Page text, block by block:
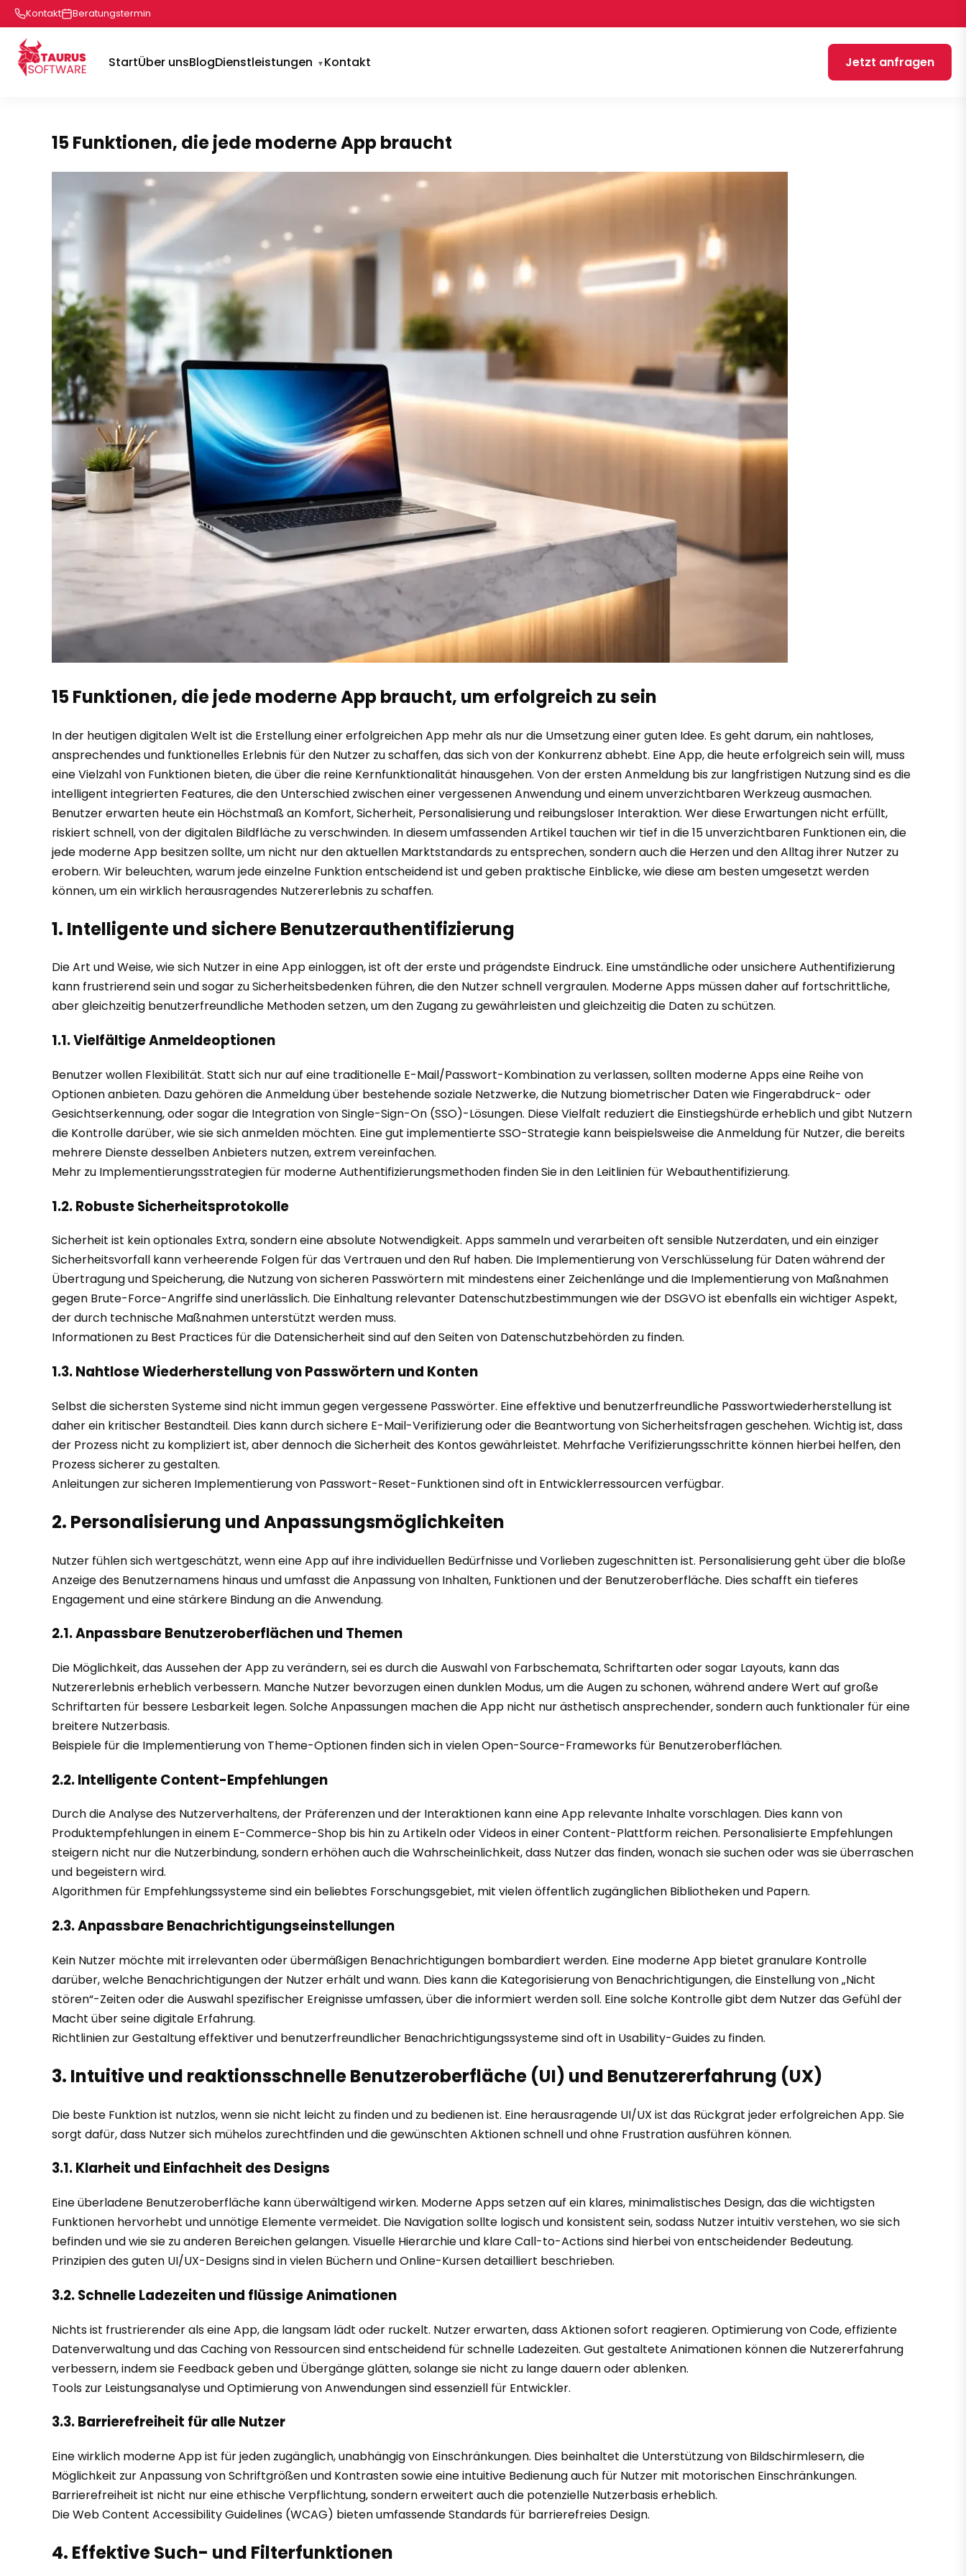
Kontakt Beratungstermin
StartÜber unsBlogDienstleistungen Kontakt Jetzt anfragen
15 Funktionen, die jede moderne App braucht
15 Funktionen, die jede moderne App braucht, um erfolgreich zu sein
In der heutigen digitalen Welt ist die Erstellung einer erfolgreichen App mehr als nur die Umsetzung einer guten Idee. Es geht darum, ein nahtloses,
ansprechendes und funktionelles Erlebnis für den Nutzer zu schaffen, das sich von der Konkurrenz abhebt. Eine App, die heute erfolgreich sein will, muss
eine Vielzahl von Funktionen bieten, die über die reine Kernfunktionalität hinausgehen. Von der ersten Anmeldung bis zur langfristigen Nutzung sind es die
intelligent integrierten Features, die den Unterschied zwischen einer vergessenen Anwendung und einem unverzichtbaren Werkzeug ausmachen.
Benutzer erwarten heute ein Höchstmaß an Komfort, Sicherheit, Personalisierung und reibungsloser Interaktion. Wer diese Erwartungen nicht erfüllt,
riskiert schnell, von der digitalen Bildfläche zu verschwinden. In diesem umfassenden Artikel tauchen wir tief in die 15 unverzichtbaren Funktionen ein, die
jede moderne App besitzen sollte, um nicht nur den aktuellen Marktstandards zu entsprechen, sondern auch die Herzen und den Alltag ihrer Nutzer zu
erobern. Wir beleuchten, warum jede einzelne Funktion entscheidend ist und geben praktische Einblicke, wie diese am besten umgesetzt werden
können, um ein wirklich herausragendes Nutzererlebnis zu schaffen.
1. Intelligente und sichere Benutzerauthentifizierung
Die Art und Weise, wie sich Nutzer in eine App einloggen, ist oft der erste und prägendste Eindruck. Eine umständliche oder unsichere Authentifizierung
kann frustrierend sein und sogar zu Sicherheitsbedenken führen, die den Nutzer schnell vergraulen. Moderne Apps müssen daher auf fortschrittliche,
aber gleichzeitig benutzerfreundliche Methoden setzen, um den Zugang zu gewährleisten und gleichzeitig die Daten zu schützen.
1.1. Vielfältige Anmeldeoptionen
Benutzer wollen Flexibilität. Statt sich nur auf eine traditionelle E-Mail/Passwort-Kombination zu verlassen, sollten moderne Apps eine Reihe von
Optionen anbieten. Dazu gehören die Anmeldung über bestehende soziale Netzwerke, die Nutzung biometrischer Daten wie Fingerabdruck- oder
Gesichtserkennung, oder sogar die Integration von Single-Sign-On (SSO)-Lösungen. Diese Vielfalt reduziert die Einstiegshürde erheblich und gibt Nutzern
die Kontrolle darüber, wie sie sich anmelden möchten. Eine gut implementierte SSO-Strategie kann beispielsweise die Anmeldung für Nutzer, die bereits
mehrere Dienste desselben Anbieters nutzen, extrem vereinfachen.
Mehr zu Implementierungsstrategien für moderne Authentifizierungsmethoden finden Sie in den Leitlinien für Webauthentifizierung.
1.2. Robuste Sicherheitsprotokolle
Sicherheit ist kein optionales Extra, sondern eine absolute Notwendigkeit. Apps sammeln und verarbeiten oft sensible Nutzerdaten, und ein einziger
Sicherheitsvorfall kann verheerende Folgen für das Vertrauen und den Ruf haben. Die Implementierung von Verschlüsselung für Daten während der
Übertragung und Speicherung, die Nutzung von sicheren Passwörtern mit mindestens einer Zeichenlänge und die Implementierung von Maßnahmen
gegen Brute-Force-Angriffe sind unerlässlich. Die Einhaltung relevanter Datenschutzbestimmungen wie der DSGVO ist ebenfalls ein wichtiger Aspekt,
der durch technische Maßnahmen unterstützt werden muss.
Informationen zu Best Practices für die Datensicherheit sind auf den Seiten von Datenschutzbehörden zu finden.
1.3. Nahtlose Wiederherstellung von Passwörtern und Konten
Selbst die sichersten Systeme sind nicht immun gegen vergessene Passwörter. Eine effektive und benutzerfreundliche Passwortwiederherstellung ist
daher ein kritischer Bestandteil. Dies kann durch sichere E-Mail-Verifizierung oder die Beantwortung von Sicherheitsfragen geschehen. Wichtig ist, dass
der Prozess nicht zu kompliziert ist, aber dennoch die Sicherheit des Kontos gewährleistet. Mehrfache Verifizierungsschritte können hierbei helfen, den
Prozess sicherer zu gestalten.
Anleitungen zur sicheren Implementierung von Passwort-Reset-Funktionen sind oft in Entwicklerressourcen verfügbar.
2. Personalisierung und Anpassungsmöglichkeiten
Nutzer fühlen sich wertgeschätzt, wenn eine App auf ihre individuellen Bedürfnisse und Vorlieben zugeschnitten ist. Personalisierung geht über die bloße
Anzeige des Benutzernamens hinaus und umfasst die Anpassung von Inhalten, Funktionen und der Benutzeroberfläche. Dies schafft ein tieferes
Engagement und eine stärkere Bindung an die Anwendung.
2.1. Anpassbare Benutzeroberflächen und Themen
Die Möglichkeit, das Aussehen der App zu verändern, sei es durch die Auswahl von Farbschemata, Schriftarten oder sogar Layouts, kann das
Nutzererlebnis erheblich verbessern. Manche Nutzer bevorzugen einen dunklen Modus, um die Augen zu schonen, während andere Wert auf große
Schriftarten für bessere Lesbarkeit legen. Solche Anpassungen machen die App nicht nur ästhetisch ansprechender, sondern auch funktionaler für eine
breitere Nutzerbasis.
Beispiele für die Implementierung von Theme-Optionen finden sich in vielen Open-Source-Frameworks für Benutzeroberflächen.
2.2. Intelligente Content-Empfehlungen
Durch die Analyse des Nutzerverhaltens, der Präferenzen und der Interaktionen kann eine App relevante Inhalte vorschlagen. Dies kann von
Produktempfehlungen in einem E-Commerce-Shop bis hin zu Artikeln oder Videos in einer Content-Plattform reichen. Personalisierte Empfehlungen
steigern nicht nur die Nutzerbindung, sondern erhöhen auch die Wahrscheinlichkeit, dass Nutzer das finden, wonach sie suchen oder was sie überraschen
und begeistern wird.
Algorithmen für Empfehlungssysteme sind ein beliebtes Forschungsgebiet, mit vielen öffentlich zugänglichen Bibliotheken und Papern.
2.3. Anpassbare Benachrichtigungseinstellungen
Kein Nutzer möchte mit irrelevanten oder übermäßigen Benachrichtigungen bombardiert werden. Eine moderne App bietet granulare Kontrolle
darüber, welche Benachrichtigungen der Nutzer erhält und wann. Dies kann die Kategorisierung von Benachrichtigungen, die Einstellung von „Nicht
stören“-Zeiten oder die Auswahl spezifischer Ereignisse umfassen, über die informiert werden soll. Eine solche Kontrolle gibt dem Nutzer das Gefühl der
Macht über seine digitale Erfahrung.
Richtlinien zur Gestaltung effektiver und benutzerfreundlicher Benachrichtigungssysteme sind oft in Usability-Guides zu finden.
3. Intuitive und reaktionsschnelle Benutzeroberfläche (UI) und Benutzererfahrung (UX)
Die beste Funktion ist nutzlos, wenn sie nicht leicht zu finden und zu bedienen ist. Eine herausragende UI/UX ist das Rückgrat jeder erfolgreichen App. Sie
sorgt dafür, dass Nutzer sich mühelos zurechtfinden und die gewünschten Aktionen schnell und ohne Frustration ausführen können.
3.1. Klarheit und Einfachheit des Designs
Eine überladene Benutzeroberfläche kann überwältigend wirken. Moderne Apps setzen auf ein klares, minimalistisches Design, das die wichtigsten
Funktionen hervorhebt und unnötige Elemente vermeidet. Die Navigation sollte logisch und konsistent sein, sodass Nutzer intuitiv verstehen, wo sie sich
befinden und wie sie zu anderen Bereichen gelangen. Visuelle Hierarchie und klare Call-to-Actions sind hierbei von entscheidender Bedeutung.
Prinzipien des guten UI/UX-Designs sind in vielen Büchern und Online-Kursen detailliert beschrieben.
3.2. Schnelle Ladezeiten und flüssige Animationen
Nichts ist frustrierender als eine App, die langsam lädt oder ruckelt. Nutzer erwarten, dass Aktionen sofort reagieren. Optimierung von Code, effiziente
Datenverwaltung und das Caching von Ressourcen sind entscheidend für schnelle Ladezeiten. Gut gestaltete Animationen können die Nutzererfahrung
verbessern, indem sie Feedback geben und Übergänge glätten, solange sie nicht zu lange dauern oder ablenken.
Tools zur Leistungsanalyse und Optimierung von Anwendungen sind essenziell für Entwickler.
3.3. Barrierefreiheit für alle Nutzer
Eine wirklich moderne App ist für jeden zugänglich, unabhängig von Einschränkungen. Dies beinhaltet die Unterstützung von Bildschirmlesern, die
Möglichkeit zur Anpassung von Schriftgrößen und Kontrasten sowie eine intuitive Bedienung auch für Nutzer mit motorischen Einschränkungen.
Barrierefreiheit ist nicht nur eine ethische Verpflichtung, sondern erweitert auch die potenzielle Nutzerbasis erheblich.
Die Web Content Accessibility Guidelines (WCAG) bieten umfassende Standards für barrierefreies Design.
4. Effektive Such- und Filterfunktionen